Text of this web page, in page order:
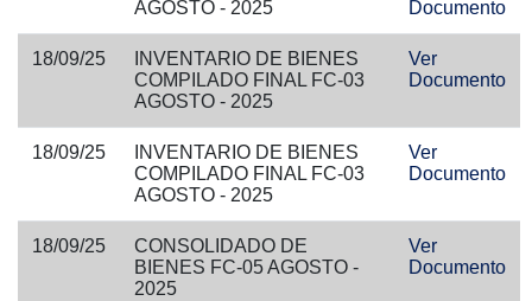
AGOSTO - 2025
Documento
18/09/25
INVENTARIO DE BIENES
COMPILADO FINAL FC-03
AGOSTO - 2025
Ver
Documento
18/09/25
INVENTARIO DE BIENES
COMPILADO FINAL FC-03
AGOSTO - 2025
Ver
Documento
18/09/25
CONSOLIDADO DE
BIENES FC-05 AGOSTO -
2025
Ver
Documento